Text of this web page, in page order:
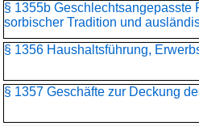
§ 1355b Geschlechtsangepasste
sorbischer Tradition und
§ 1356 Haushaltsführung,
§ 1357 Geschäfte zur Deckung